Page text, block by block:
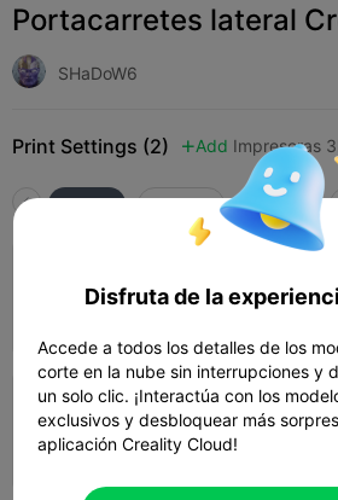
Portacarretes lateral
SHaDoW6
Print Settings (2)  Add Impresoras
K2 Pro
relleno
12h 31m
Capa de 0,2 mm, 3
 09h 02m
Disfruta de la
Accede a todos los detalles de los
corte en la nube sin interrupciones y
un solo clic. ¡Interactúa con los
exclusivos y desbloquear más
aplicación Creality Cloud!